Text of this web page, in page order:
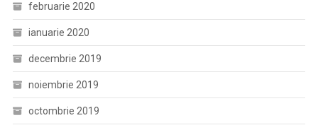
februarie 2020
ianuarie 2020
decembrie 2019
noiembrie 2019
octombrie 2019